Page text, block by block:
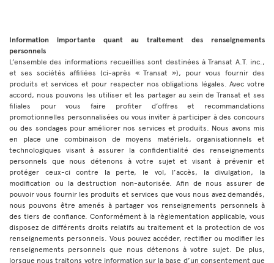
Information importante quant au traitement des renseignements
personnels
L’ensemble des informations recueillies sont destinées à Transat A.T. inc.,
et ses sociétés affiliées (ci-après « Transat »), pour vous fournir des
produits et services et pour respecter nos obligations légales. Avec votre
accord, nous pouvons les utiliser et les partager au sein de Transat et ses
filiales pour vous faire profiter d’offres et recommandations
promotionnelles personnalisées ou vous inviter à participer à des concours
ou des sondages pour améliorer nos services et produits. Nous avons mis
en place une combinaison de moyens matériels, organisationnels et
technologiques visant à assurer la confidentialité des renseignements
personnels que nous détenons à votre sujet et visant à prévenir et
protéger ceux-ci contre la perte, le vol, l’accès, la divulgation, la
modification ou la destruction non-autorisée. Afin de nous assurer de
pouvoir vous fournir les produits et services que vous nous avez demandés,
nous pouvons être amenés à partager vos renseignements personnels à
des tiers de confiance. Conformément à la règlementation applicable, vous
disposez de différents droits relatifs au traitement et la protection de vos
renseignements personnels. Vous pouvez accéder, rectifier ou modifier les
renseignements personnels que nous détenons à votre sujet. De plus,
lorsque nous traitons votre information sur la base d’un consentement que